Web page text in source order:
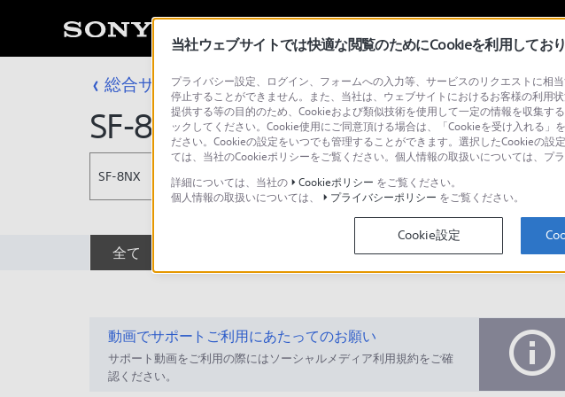
総合サポート・お問い合わせ SDカード
SF-8NX
SF-8NX
全て 取扱説明書 Q&A
動画でサポートご利用にあたってのお願い
サポート動画をご利用の際にはソーシャルメディア利用規約をご確
認ください。
当社ウェブサイトでは快適な閲覧のためにCookieを利用しており
プライバシー設定、ログイン、フォームへの入力等、サービスのリクエストに相
停止することができません。また、当社は、ウェブサイトにおけるお客様の利用
提供する等の目的のため、Cookieおよび類似技術を使用して一定の情報を収集す
ックしてください。Cookie使用にご同意頂ける場合は、「Cookieを受け入れる
ださい。Cookieの設定をいつでも管理することができます。選択したCookieの
ては、当社のCookieポリシーをご覧ください。個人情報の取扱いについては、プ
詳細については、当社の
Cookieポリシー をご覧ください。
個人情報の取扱いについては、
プライバシーポリシー をご覧ください。
Cookie設定